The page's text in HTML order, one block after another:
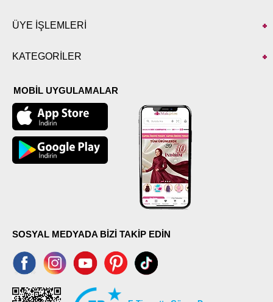
ÜYE İŞLEMLERİ
KATEGORİLER
MOBİL UYGULAMALAR
SOSYAL MEDYADA BİZİ TAKİP EDİN